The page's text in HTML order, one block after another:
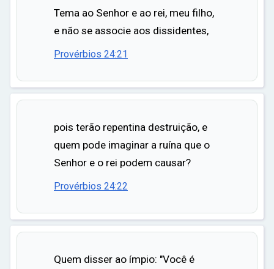
Tema ao Senhor e ao rei, meu filho,
e não se associe aos dissidentes,
Provérbios 24:21
pois terão repentina destruição, e
quem pode imaginar a ruína que o
Senhor e o rei podem causar?
Provérbios 24:22
Quem disser ao ímpio: "Você é